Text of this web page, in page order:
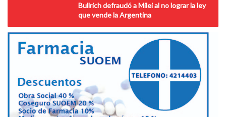
Bullrich defraudó a Milei al no lograr la ley
que vende la Argentina